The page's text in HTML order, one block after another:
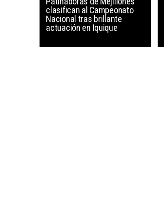
clasifican al Campeonato
Nacional tras brillante
actuación en Iquique